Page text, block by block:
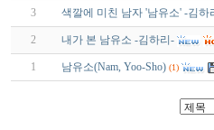
3 색깔에 미친 남자 '남유소' -김하
2 내가 본 남유소 -김하리-
1 남유소(Nam, Yoo-Sho) (1)